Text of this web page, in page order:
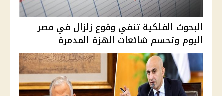
البحوث الفلكية تنفي وقوع زلزال في مصر
اليوم وتحسم شائعات الهزة المدمرة